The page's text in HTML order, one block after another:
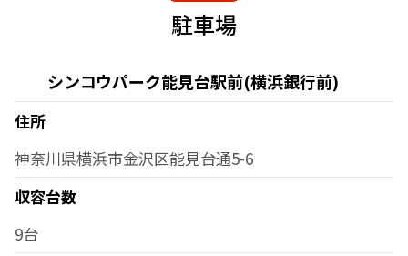
駐車場
シンコウパーク能見台駅前(横浜銀行前)
住所
神奈川県横浜市金沢区能見台通5-6
収容台数
9台